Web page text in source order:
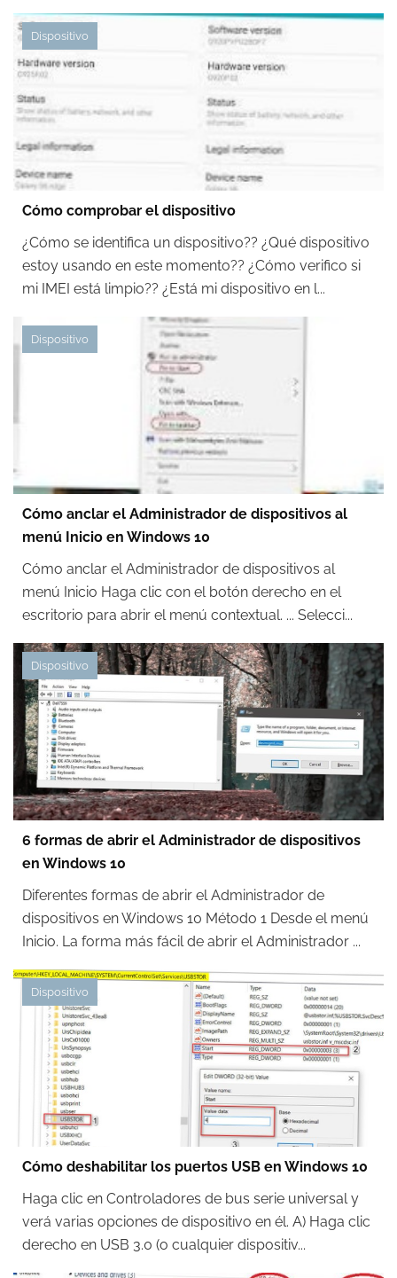
Dispositivo
Cómo comprobar el dispositivo
¿Cómo se identifica un dispositivo?? ¿Qué dispositivo
estoy usando en este momento?? ¿Cómo verifico si
mi IMEI está limpio?? ¿Está mi dispositivo en l...
Dispositivo
Cómo anclar el Administrador de dispositivos al
menú Inicio en Windows 10
Cómo anclar el Administrador de dispositivos al
menú Inicio Haga clic con el botón derecho en el
escritorio para abrir el menú contextual. ... Selecci...
Dispositivo
6 formas de abrir el Administrador de dispositivos
en Windows 10
Diferentes formas de abrir el Administrador de
dispositivos en Windows 10 Método 1 Desde el menú
Inicio. La forma más fácil de abrir el Administrador ...
Dispositivo
Cómo deshabilitar los puertos USB en Windows 10
Haga clic en Controladores de bus serie universal y
verá varias opciones de dispositivo en él. A) Haga clic
derecho en USB 3.0 (o cualquier dispositiv...